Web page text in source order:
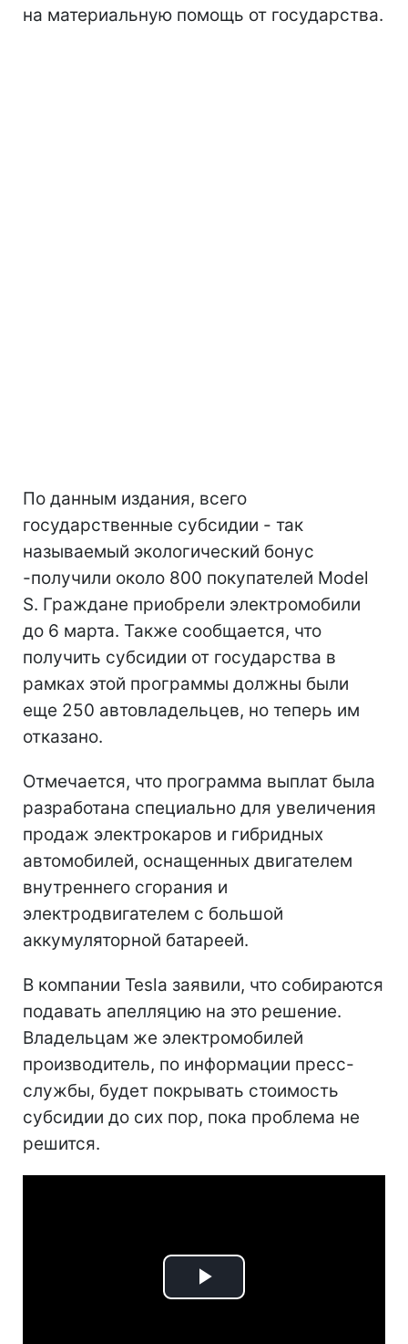
на материальную помощь от государства.
По данным издания, всего
государственные субсидии - так
называемый экологический бонус
-получили около 800 покупателей Model
S. Граждане приобрели электромобили
до 6 марта. Также сообщается, что
получить субсидии от государства в
рамках этой программы должны были
еще 250 автовладельцев, но теперь им
отказано.​
Отмечается, что программа выплат была
разработана специально для увеличения
продаж электрокаров и гибридных
автомобилей, оснащенных двигателем
внутреннего сгорания и
электродвигателем с большой
аккумуляторной батареей.
В компании Tesla заявили, что собираются
подавать апелляцию на это решение.
Владельцам же электромобилей
производитель, по информации пресс-
службы, будет покрывать стоимость
субсидии до сих пор, пока проблема не
решится.​
Play